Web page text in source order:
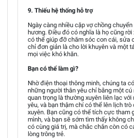
9. Thiếu hệ thống hỗ trợ
Ngày càng nhiều cặp vợ chồng
hương. Điều đó có nghĩa là họ cũng
có thể giúp đỡ chăm sóc con cái, sửa
chỉ đơn giản là cho lời khuyên và một
mọi việc khó khăn.
Bạn có thể làm gì?
Nhờ điện thoại thông minh, chúng ta
những người thân yêu chỉ bằng một
quan trọng là thường xuyên liên lạc
yêu, và bạn thậm chí có thể lên lịch
xuyên. Bạn cũng có thể tích cực tham
mình, và bạn sẽ sớm tìm thấy không
có cùng giá trị, mà chắc chắn còn có
lòng trông trẻ.